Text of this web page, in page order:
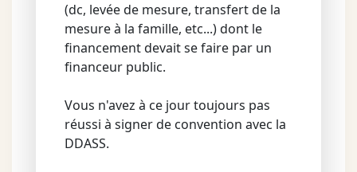
(dc, levée de mesure, transfert de la
mesure à la famille, etc...) dont le
financement devait se faire par un
financeur public.
Vous n'avez à ce jour toujours pas
réussi à signer de convention avec la
DDASS.